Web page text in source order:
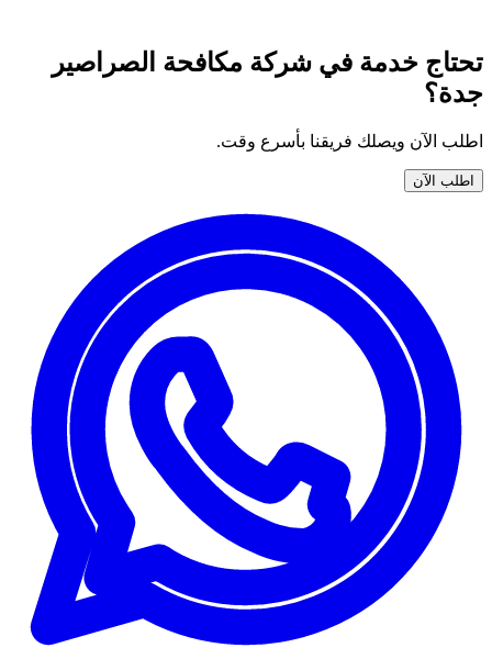
تحتاج خدمة في شركة مكافحة الصراصير
جدة؟
اطلب الآن ويصلك فريقنا بأسرع وقت.
اطلب الآن